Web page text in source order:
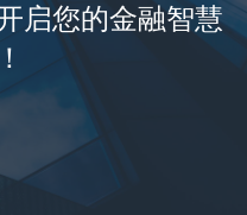
启您的金融智慧